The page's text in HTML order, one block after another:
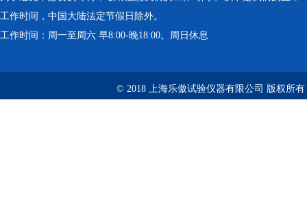
工作时间，中国大陆法定节假日除外。
工作时间：周一至周六 早8:00-晚18:00。周日休息
© 2018 上海乐傲试验仪器有限公司 版权所